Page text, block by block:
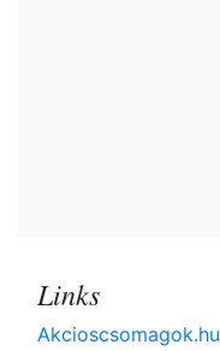
Links
Akcioscsomagok.hu